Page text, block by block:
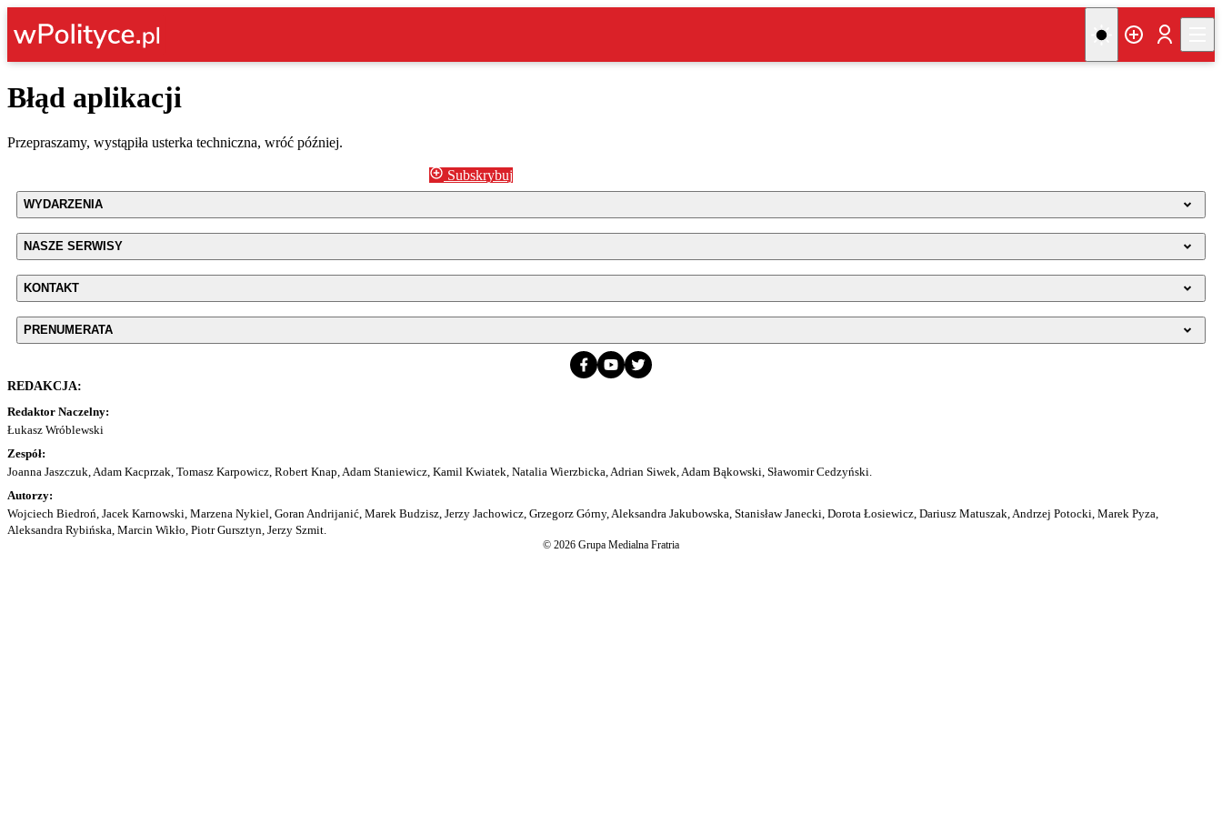
Błąd aplikacji
Przepraszamy, wystąpiła usterka techniczna, wróć później.
Subskrybuj
WYDARZENIA
NASZE SERWISY
KONTAKT
PRENUMERATA
REDAKCJA:
Redaktor Naczelny:
Łukasz Wróblewski
Zespół:
Joanna Jaszczuk, Adam Kacprzak, Tomasz Karpowicz, Robert Knap, Adam Staniewicz, Kamil Kwiatek, Natalia Wierzbicka, Adrian Siwek, Adam Bąkowski, Sławomir Cedzyński.
Autorzy:
Wojciech Biedroń, Jacek Karnowski, Marzena Nykiel, Goran Andrijanić, Marek Budzisz, Jerzy Jachowicz, Grzegorz Górny, Aleksandra Jakubowska, Stanisław Janecki, Dorota Łosiewicz, Dariusz Matuszak, Andrzej Potocki, Marek Pyza,
Aleksandra Rybińska, Marcin Wikło, Piotr Gursztyn, Jerzy Szmit.
© 2026 Grupa Medialna Fratria